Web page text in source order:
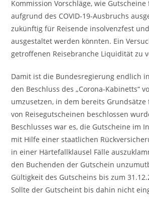
Kommission Vorschläge, wie Gutscheine
aufgrund des COVID-19-Ausbruchs
zukünftig für Reisende insolvenzfest
ausgestaltet werden könnten. Ein
getroffenen Reisebranche Liquidität zu
Damit ist die Bundesregierung endlich
den Beschluss des „Corona-Kabinetts“
umzusetzen, in dem bereits Grundsätze
von Reisegutscheinen beschlossen
Beschlusses war es, die Gutscheine im
mit Hilfe einer staatlichen
in einer Härtefallklausel Fälle
den Buchenden der Gutschein
Gültigkeit des Gutscheins bis zum
Sollte der Gutscheint bis dahin nicht